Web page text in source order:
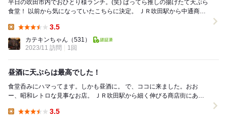
平日の吹田市内でおひとり様ランチ。(笑) ばってら推しの揚げたて天ぷら
食堂！ 以前から気になっていたこちらに決定。 ＪＲ吹田駅から中通商店
3.5
カテキンちゃん （531）
2023/11 訪問
1回
昼酒に天ぷらは最高でした！
食堂呑みにハマってます。しかも昼酒に。 で、ココに来ました。おお
ー、昭和レトロな見事なお店。 ＪＲ吹田駅から細く伸びる商店街にあり
3.5